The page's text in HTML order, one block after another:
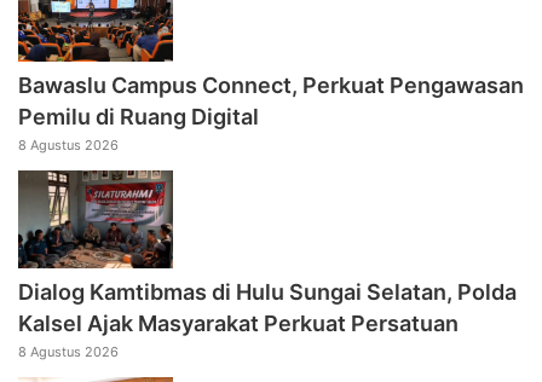
Bawaslu Campus Connect, Perkuat Pengawasan
Pemilu di Ruang Digital
8 Agustus 2026
Dialog Kamtibmas di Hulu Sungai Selatan, Polda
Kalsel Ajak Masyarakat Perkuat Persatuan
8 Agustus 2026